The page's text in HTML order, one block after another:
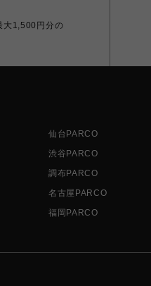
大1,500円分の
仙台PARCO
渋谷PARCO
調布PARCO
名古屋PARCO
福岡PARCO